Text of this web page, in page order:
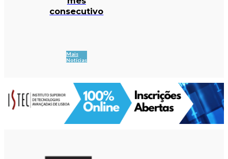
consecutivo
Mais
Notícias